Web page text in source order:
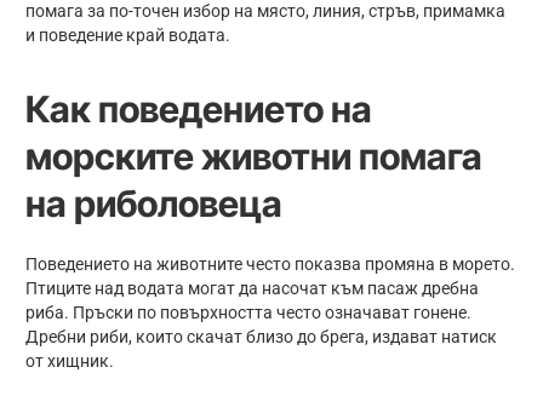
помага за по-точен избор на място, линия, стръв, примамка
и поведение край водата.
Как поведението на
морските животни помага
на риболовеца
Поведението на животните често показва промяна в морето.
Птиците над водата могат да насочат към пасаж дребна
риба. Пръски по повърхността често означават гонене.
Дребни риби, които скачат близо до брега, издават натиск
от хищник.